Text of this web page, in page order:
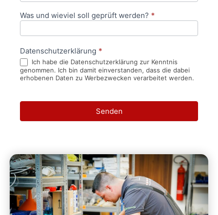
Was und wieviel soll geprüft werden? *
Datenschutzerklärung *
Ich habe die Datenschutzerklärung zur Kenntnis
genommen. Ich bin damit einverstanden, dass die dabei
erhobenen Daten zu Werbezwecken verarbeitet werden.
Senden